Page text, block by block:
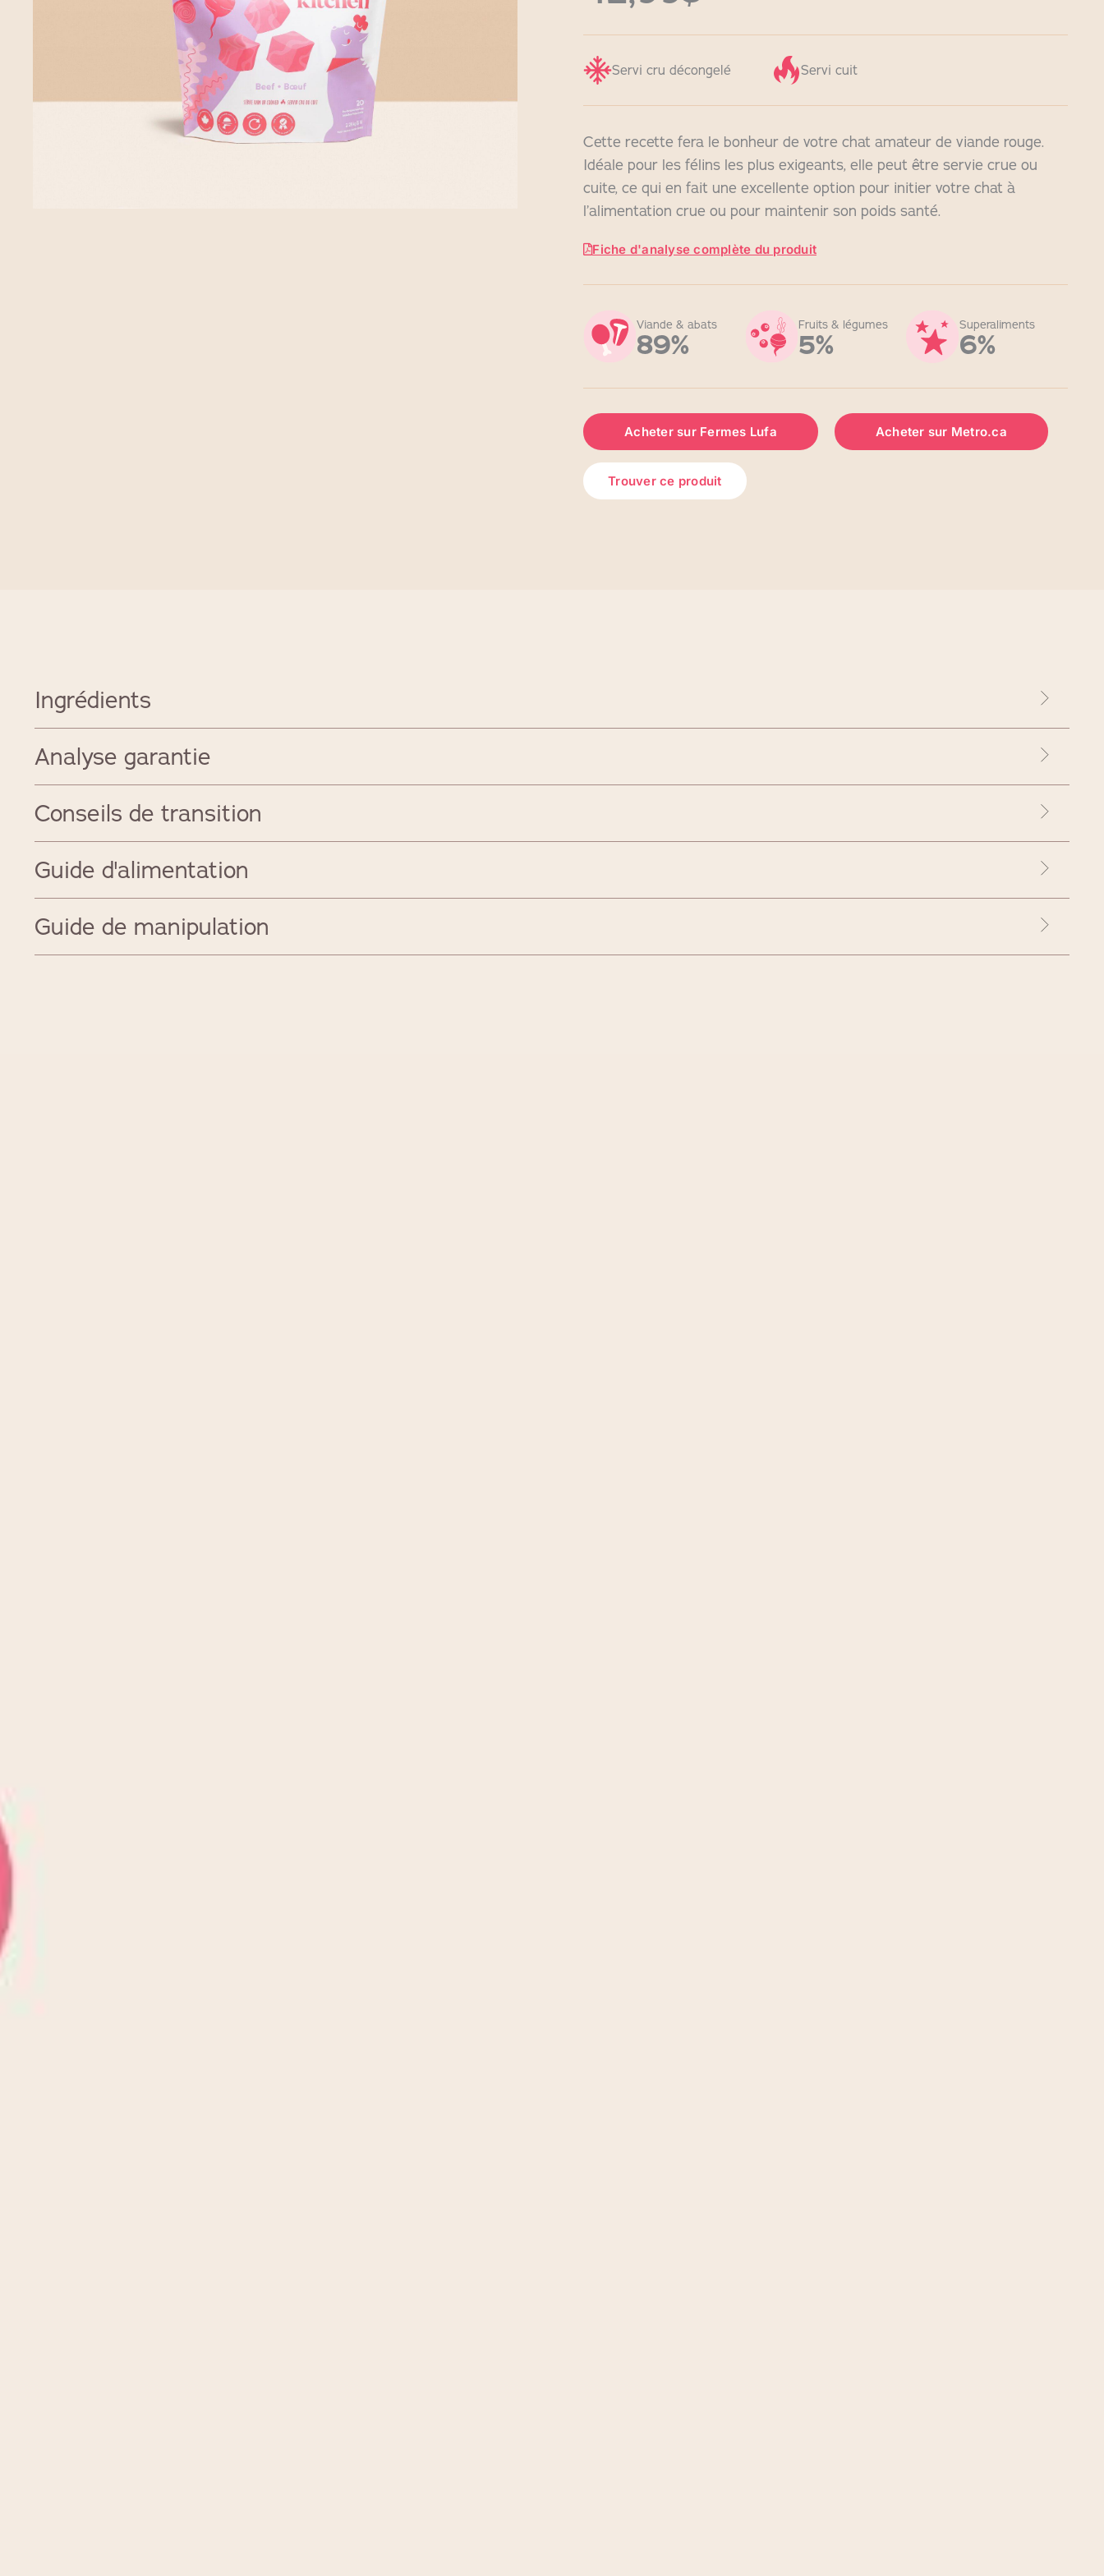
Servi cru décongelé Servi cuit
Cette recette fera le bonheur de votre chat amateur de viande rouge.
Idéale pour les félins les plus exigeants, elle peut être servie crue ou
cuite, ce qui en fait une excellente option pour initier votre chat à
l’alimentation crue ou pour maintenir son poids santé.
Fiche d'analyse complète du produit
Viande & abats
89%
Fruits & légumes
5%
Superaliments
6%
Acheter sur Fermes Lufa Acheter sur Metro.ca
Trouver ce produit
Ingrédients
Analyse garantie
Conseils de transition
Guide d'alimentation
Guide de manipulation